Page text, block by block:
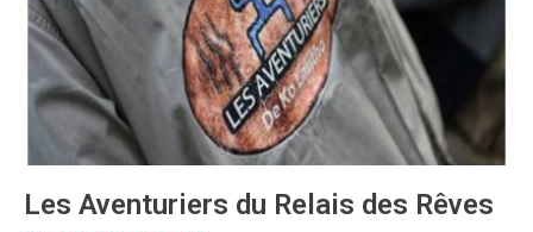
Les Aventuriers du Relais des Rêves